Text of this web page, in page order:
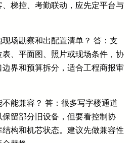
梯控、考勤联动，应先定平台与
场勘察和出配置清单？ 答：支
、平面图、照片或现场条件，协
界和预算拆分，适合工程商报审
能兼容？ 答：很多写字楼通道
留部分旧设备，但要看控制协
构和机芯状态。建议先做兼容性